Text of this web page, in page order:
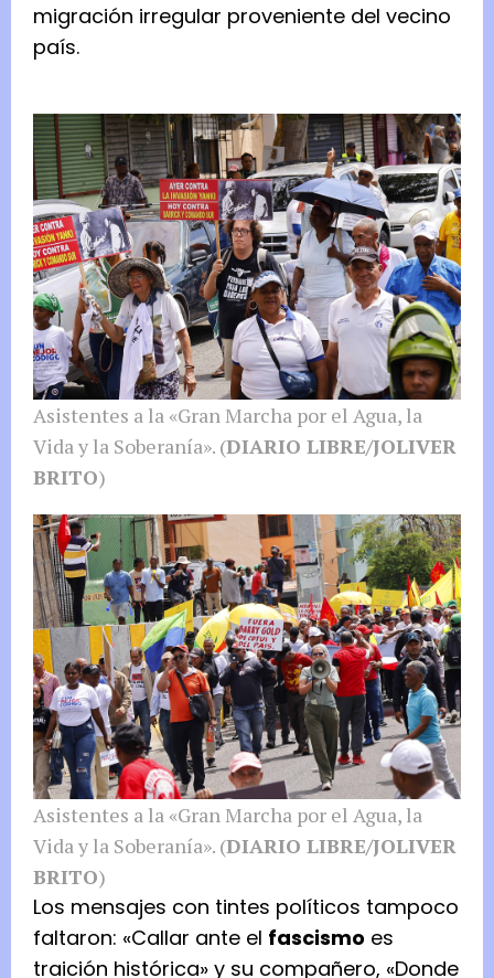
migración irregular proveniente del vecino
país.
Asistentes a la «Gran Marcha por el Agua, la
Vida y la Soberanía». (DIARIO LIBRE/JOLIVER
BRITO)
Asistentes a la «Gran Marcha por el Agua, la
Vida y la Soberanía». (DIARIO LIBRE/JOLIVER
BRITO)
Los mensajes con tintes políticos tampoco
faltaron: «Callar ante el fascismo es
traición histórica» y su compañero, «Donde